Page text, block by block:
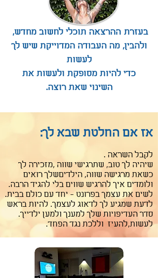
בעזרת ההרצאה תוכלי לחשוב מחדש,
ולהבין, מה העבודה המדוייקת שיש לך
לעשות
כדי להיות מסופקת ולעשות את
השינוי שאת רוצה.
אז אם החלטת שבא לך:
לקבל השראה .
שיהיה לך טוב, שתרגישי שווה ,מזכירה לך
כשאת מרגישה שווה, הילדיםשלך רואים
ולומדים איך להרגיש שווים בלי להגיד הרבה.
לשים את עצמך בפרונט - יחד עם כולם בבית.
לדעת שמגיע לך לדאוג לעצמך. להיות בראש
סדר העדיפויות שלך למענך ולמען ילדייך.
לעשות,להעיז וללכת נגד הפחד.